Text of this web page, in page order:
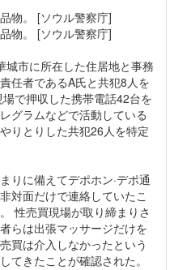
物。 [ソウル警察庁]
物。 [ソウル警察庁]
城市に所在した住居地と事務
任者であるA氏と共犯8人を
で押収した携帯電話42台を
グラムなどで活動している
りとりした共犯26人を特定
りに備えてデポホン·デポ通
対面だけで連絡していたこ
性売買現場が取り締まりさ
らは出張マッサージだけを
買は介入しなかったという
てきたことが確認された。